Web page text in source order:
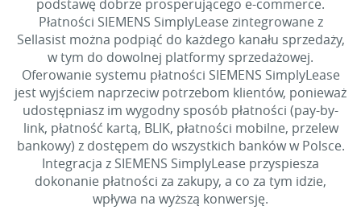
podstawę dobrze prosperującego e-commerce.
Płatności SIEMENS SimplyLease zintegrowane z
Sellasist można podpiąć do każdego kanału sprzedaży,
w tym do dowolnej platformy sprzedażowej.
Oferowanie systemu płatności SIEMENS SimplyLease
jest wyjściem naprzeciw potrzebom klientów, ponieważ
udostępniasz im wygodny sposób płatności (pay-by-
link, płatność kartą, BLIK, płatności mobilne, przelew
bankowy) z dostępem do wszystkich banków w Polsce.
Integracja z SIEMENS SimplyLease przyspiesza
dokonanie płatności za zakupy, a co za tym idzie,
wpływa na wyższą konwersję.